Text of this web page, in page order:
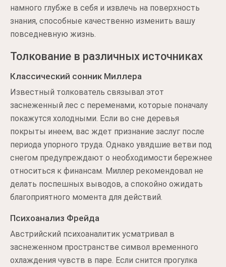
намного глубже в себя и извлечь на поверхность
знания, способные качественно изменить вашу
повседневную жизнь.
Толкование в различных источниках
Классический сонник Миллера
Известный толкователь связывал этот
заснеженный лес с переменами, которые поначалу
покажутся холодными. Если во сне деревья
покрыты инеем, вас ждет признание заслуг после
периода упорного труда. Однако увядшие ветви под
снегом предупреждают о необходимости бережнее
относиться к финансам. Миллер рекомендовал не
делать поспешных выводов, а спокойно ожидать
благоприятного момента для действий.
Психоанализ Фрейда
Австрийский психоаналитик усматривал в
заснеженном пространстве символ временного
охлаждения чувств в паре. Если снится прогулка